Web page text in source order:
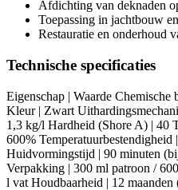
Afdichting van deknaden
Toepassing in jachtbouw
Restauratie en onderhoud
Technische specificaties
Eigenschap | Waarde Chemische
Kleur | Zwart
1,3 kg/l Hardheid (Shore A) | 40
600% Temperatuurbestendigheid
Huidvormingstijd | 90 minuten
Verpakking | 300 ml patroon /
l vat Houdbaarheid | 12